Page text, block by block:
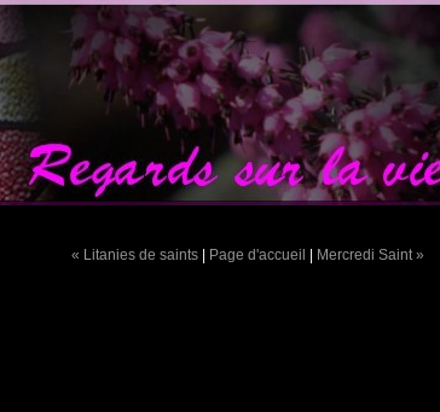
« Litanies de saints | Page d'accueil | Mercredi Saint »